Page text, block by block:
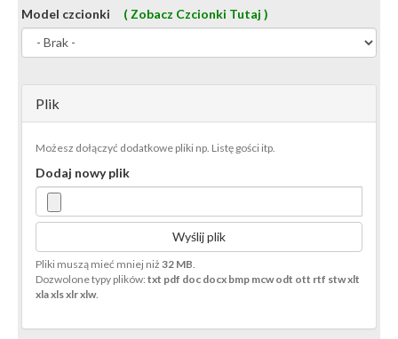
Model czcionki ( Zobacz Czcionki Tutaj )
Plik
Możesz dołączyć dodatkowe pliki np. Listę gości itp.
Dodaj nowy plik
Wyślij plik
Pliki muszą mieć mniej niż32 MB
Dozwolone typy plików:txt pdf doc docx bmp mcw odt ott rtf stw xlt
xla xls xlr xlw.